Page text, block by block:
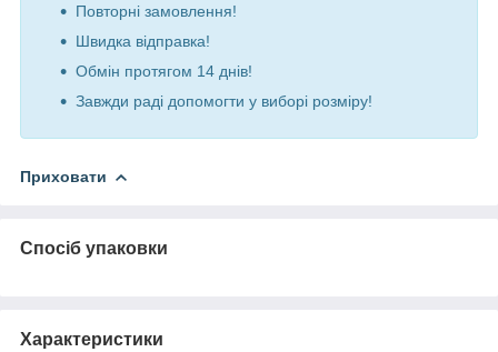
Повторні замовлення!
Швидка відправка!
Обмін протягом 14 днів!
Завжди раді допомогти у виборі розміру!
Приховати
Спосіб упаковки
Характеристики